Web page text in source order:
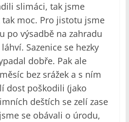
slimáci, tak jsme
tak moc. Pro jistotu jsme
po výsadbě na zahradu
Sazenice se hezky
dobře. Pak ale
bez srážek a s ním
dost poškodili (jako
deštích se zelí zase
se obávali o úrodu,